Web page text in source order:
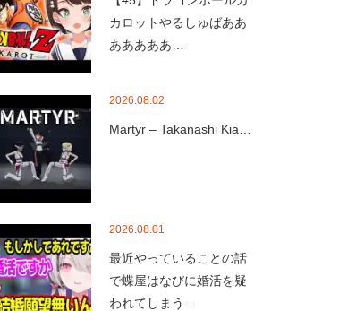
カロットやるしゅばああ
あああああ…
2026.08.02
Martyr – Takanashi Kia…
2026.08.01
最近やっていることの話
で蝶屋はなびに婚活を疑
われてしまう…